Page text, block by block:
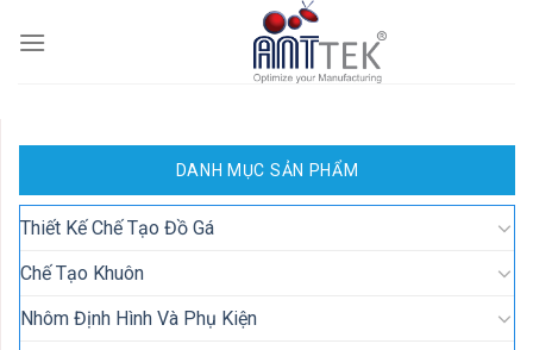
DANH MỤC SẢN PHẨM
Thiết Kế Chế Tạo Đồ Gá
Chế Tạo Khuôn
Nhôm Định Hình Và Phụ Kiện